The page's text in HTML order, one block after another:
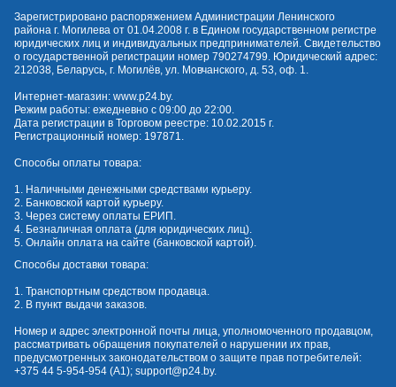
Зарегистрировано распоряжением Администрации Ленинского
района г. Могилева от 01.04.2008 г. в Едином государственном регистре
юридических лиц и индивидуальных предпринимателей. Свидетельство
о государственной регистрации номер 790274799. Юридический адрес:
212038, Беларусь, г. Могилёв, ул. Мовчанского, д. 53, оф. 1.
Интернет-магазин: www.p24.by.
Режим работы: ежедневно с 09:00 до 22:00.
Дата регистрации в Торговом реестре: 10.02.2015 г.
Регистрационный номер: 197871.
Способы оплаты товара:
1. Наличными денежными средствами курьеру.
2. Банковской картой курьеру.
3. Через систему оплаты ЕРИП.
4. Безналичная оплата (для юридических лиц).
5. Онлайн оплата на сайте (банковской картой).
Способы доставки товара:
1. Транспортным средством продавца.
2. В пункт выдачи заказов.
Номер и адрес электронной почты лица, уполномоченного продавцом,
рассматривать обращения покупателей о нарушении их прав,
предусмотренных законодательством о защите прав потребителей:
+375 44 5-954-954 (А1); support@p24.by.